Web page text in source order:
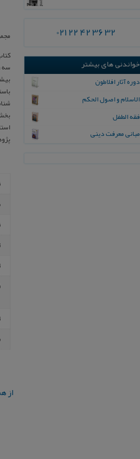
سه روزه که در
از
021 22 42 36 32
خواندنی های بیشتر
دوره آثار افلاطون
الاسلام و اصول الحکم
ف‍ق‍ه‌ ال‍طف‍ل‌
مبانی‌ معرفت‌ دینی‌